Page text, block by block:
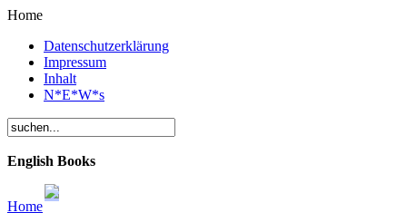
Home
Datenschutzerklärung
Impressum
Inhalt
N*E*W*s
English Books
Home